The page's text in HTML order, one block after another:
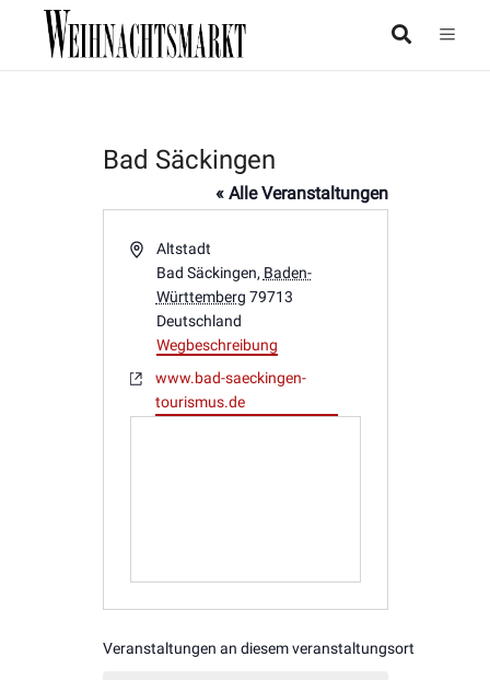
Bad Säckingen
« Alle Veranstaltungen
AdresseAltstadt
Bad Säckingen, Baden-
Württemberg 79713
Deutschland
Wegbeschreibung
Webseite
www.bad-saeckingen-
tourismus.de
Veranstaltungen an diesem veranstaltungsort